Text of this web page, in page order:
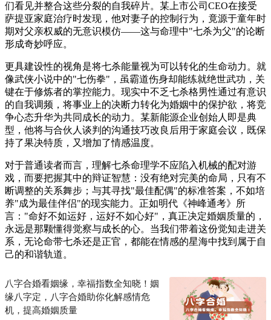
们看见并整合这些分裂的自我碎片。某上市公司CEO在接受
萨提亚家庭治疗时发现，他对妻子的控制行为，竟源于童年时
期对父亲权威的无意识模仿——这与命理中"七杀为父"的论断
形成奇妙呼应。
更具建设性的视角是将七杀能量视为可以转化的生命动力。就
像武侠小说中的"七伤拳"，虽霸道伤身却能练就绝世武功，关
键在于修炼者的掌控能力。现实中不乏七杀格男性通过有意识
的自我调频，将事业上的决断力转化为婚姻中的保护欲，将竞
争心态升华为共同成长的动力。某新能源企业创始人即是典
型，他将与合伙人谈判的沟通技巧改良后用于家庭会议，既保
持了果决特质，又增加了情感温度。
对于普通读者而言，理解七杀命理学不应陷入机械的配对游
戏，而要把握其中的辩证智慧：没有绝对完美的命局，只有不
断调整的关系舞步；与其寻找"最佳配偶"的标准答案，不如培
养"成为最佳伴侣"的现实能力。正如明代《神峰通考》所
言："命好不如运好，运好不如心好"，真正决定婚姻质量的，
永远是那颗懂得觉察与成长的心。当我们带着这份觉知走进关
系，无论命带七杀还是正官，都能在情感的星海中找到属于自
己的和谐轨道。
八字合婚看姻缘，幸福指数全知晓！姻
缘八字定，八字合婚助你化解感情危
机，提高婚姻质量